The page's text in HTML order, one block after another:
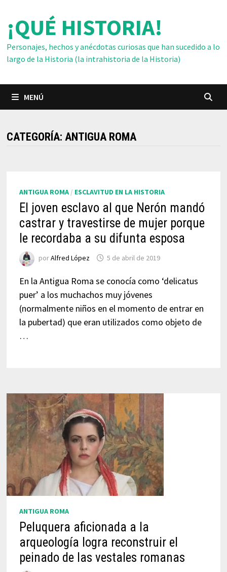
contenido
¡QUÉ HISTORIA!
Personajes, hechos y anécdotas curiosas que han sucedido a lo
largo de la Historia (la intrahistoria de la Historia)
MENÚ
CATEGORÍA: ANTIGUA ROMA
ANTIGUA ROMA/ ESCLAVITUD EN LA HISTORIA
El joven esclavo al que Nerón mandó
castrar y travestirse de mujer porque
le recordaba a su difunta esposa
porAlfred López 5 de abril de 2019
En la Antigua Roma se conocía como ‘delicatus
puer’ a los muchachos muy jóvenes
(normalmente niños en el momento de entrar en
la pubertad) que eran utilizados como objeto de
…
ANTIGUA ROMA
Peluquera aficionada a la
arqueología logra reconstruir el
peinado de las vestales romanas